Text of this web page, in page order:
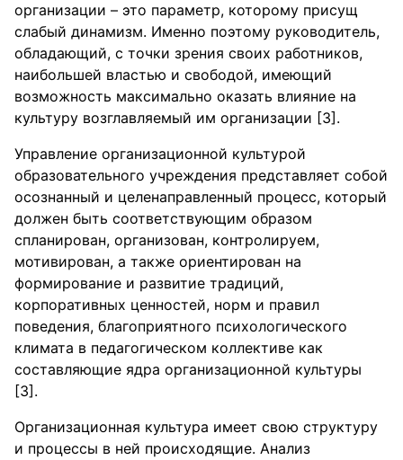
организации – это параметр, которому присущ
слабый динамизм. Именно поэтому руководитель,
обладающий, с точки зрения своих работников,
наибольшей властью и свободой, имеющий
возможность максимально оказать влияние на
культуру возглавляемый им организации [3].
Управление организационной культурой
образовательного учреждения представляет собой
осознанный и целенаправленный процесс, который
должен быть соответствующим образом
спланирован, организован, контролируем,
мотивирован, а также ориентирован на
формирование и развитие традиций,
корпоративных ценностей, норм и правил
поведения, благоприятного психологического
климата в педагогическом коллективе как
составляющие ядра организационной культуры
[3].
Организационная культура имеет свою структуру
и процессы в ней происходящие. Анализ